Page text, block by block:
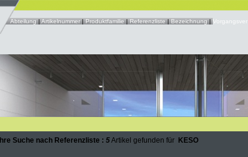
Abteilung|Artikelnummer|Produktfamilie|Referenzliste|Bezeichnung|Vorgangsver
Ihre Suche nach Referenzliste : 5Artikel gefunden für KESO